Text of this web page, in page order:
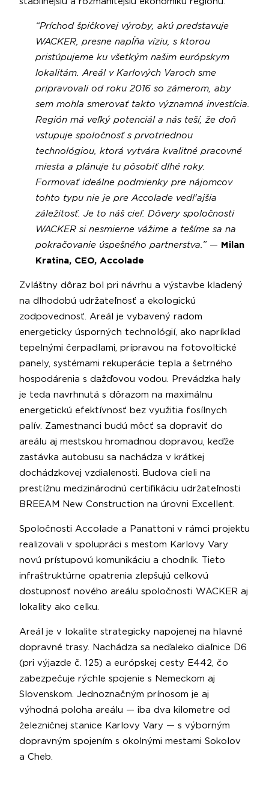
“Príchod špičkovej výroby, akú predstavuje
WACKER, presne napĺňa víziu, s ktorou
pristúpujeme ku všetkým našim európskym
lokalitám. Areál v Karlových Varoch sme
pripravovali od roku 2016 so zámerom, aby
sem mohla smerovať takto významná investícia.
Región má veľký potenciál a nás teší, že doň
vstupuje spoločnosť s prvotriednou
technológiou, ktorá vytvára kvalitné pracovné
miesta a plánuje tu pôsobiť dlhé roky.
Formovať ideálne podmienky pre nájomcov
tohto typu nie je pre Accolade vedl'ajšia
záležitosť. Je to náš cieľ. Dôvery spoločnosti
WACKER si nesmierne vážime a tešíme sa na
pokračovanie úspešného partnerstva.”— Milan
Kratina, CEO, Accolade
Zvláštny dôraz bol pri návrhu a výstavbe kladený
na dlhodobú udržateľnosť a ekologickú
zodpovednosť. Areál je vybavený radom
energeticky úsporných technológií, ako napríklad
tepelnými čerpadlami, prípravou na fotovoltické
panely, systémami rekuperácie tepla a šetrného
hospodárenia s dažďovou vodou. Prevádzka haly
je teda navrhnutá s dôrazom na maximálnu
energetickú efektívnosť bez využitia fosílnych
palív. Zamestnanci budú môcť sa dopraviť do
areálu aj mestskou hromadnou dopravou, keďže
zastávka autobusu sa nachádza v krátkej
dochádzkovej vzdialenosti. Budova cieli na
prestížnu medzinárodnú certifikáciu udržateľnosti
BREEAM New Construction na úrovni Excellent.
Spoločnosti Accolade a Panattoni v rámci projektu
realizovali v spolupráci s mestom Karlovy Vary
novú prístupovú komunikáciu a chodník. Tieto
infraštruktúrne opatrenia zlepšujú celkovú
dostupnosť nového areálu spoločnosti WACKER aj
lokality ako celku.
Areál je v lokalite strategicky napojenej na hlavné
dopravné trasy. Nachádza sa neďaleko diaľnice D6
(pri výjazde č. 125) a európskej cesty E442, čo
zabezpečuje rýchle spojenie s Nemeckom aj
Slovenskom. Jednoznačným prínosom je aj
výhodná poloha areálu — iba dva kilometre od
železničnej stanice Karlovy Vary — s výborným
dopravným spojením s okolnými mestami Sokolov
a Cheb.